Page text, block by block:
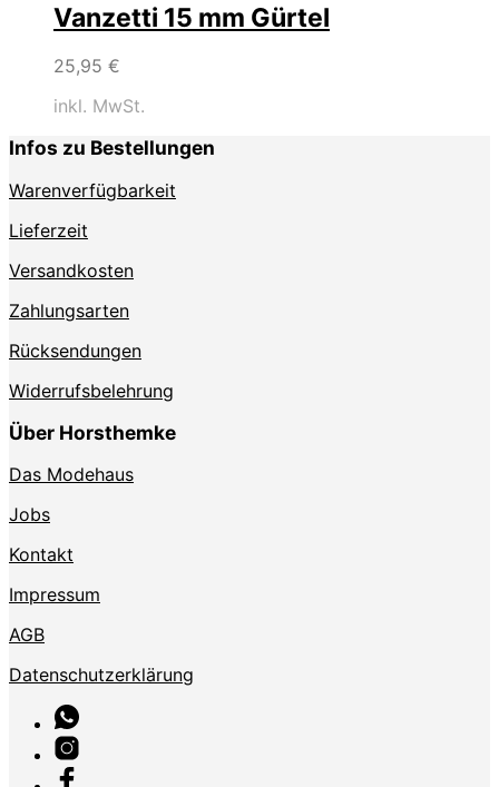
Vanzetti 15 mm Gürtel
25,95 €
inkl. MwSt.
Infos zu Bestellungen
Warenverfügbarkeit
Lieferzeit
Versandkosten
Zahlungsarten
Rücksendungen
Widerrufsbelehrung
Über Horsthemke
Das Modehaus
Jobs
Kontakt
Impressum
AGB
Datenschutzerklärung